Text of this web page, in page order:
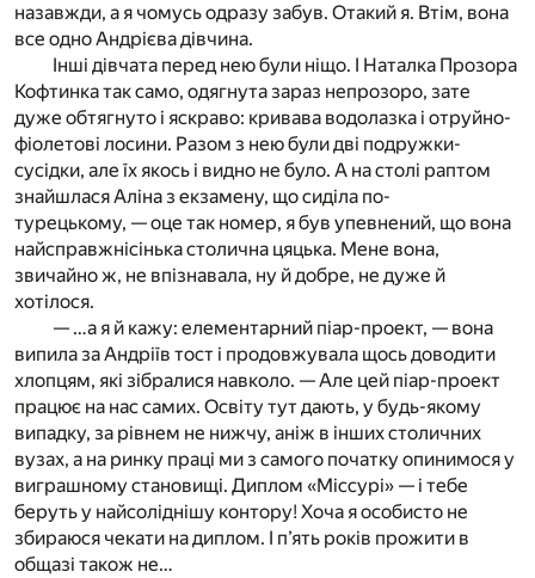
назавжди, а я чомусь одразу забув. Отакий я. Втім, вона
все одно Андрієва дівчина.
Інші дівчата перед нею були ніщо. І Наталка Прозора
Кофтинка так само, одягнута зараз непрозоро, зате
дуже обтягнуто і яскраво: кривава водолазка і отруйно-
фіолетові лосини. Разом з нею були дві подружки-
сусідки, але їх якось і видно не було. А на столі раптом
знайшлася Аліна з екзамену, що сиділа по-
турецькому, — оце так номер, я був упевнений, що вона
найсправжнісінька столична цяцька. Мене вона,
звичайно ж, не впізнавала, ну й добре, не дуже й
хотілося.
— …а я й кажу: елементарний піар-проект, — вона
випила за Андріїв тост і продовжувала щось доводити
хлопцям, які зібралися навколо. — Але цей піар-проект
працює на нас самих. Освіту тут дають, у будь-якому
випадку, за рівнем не нижчу, аніж в інших столичних
вузах, а на ринку праці ми з самого початку опинимося у
виграшному становищі. Диплом «Міссурі» — і тебе
беруть у найсоліднішу контору! Хоча я особисто не
збираюся чекати на диплом. І п’ять років прожити в
общазі також не…